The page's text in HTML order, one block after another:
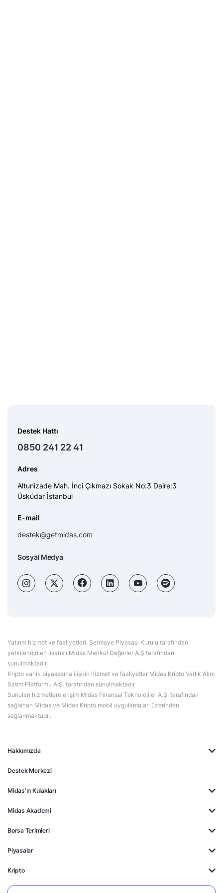
Hakkımızda
Destek Merkezi
Midas'ın Kulakları
Midas Akademi
Borsa Terimleri
Piyasalar
Kripto
Ayrıcalıklar
Destek Hattı
0850 241 22 41
Adres
Altunizade Mah. İnci Çıkmazı Sokak No:3 Daire:3
Üsküdar İstanbul
E-mail
destek@getmidas.com
Sosyal Medya
Yatırım hizmet ve faaliyetleri, Sermaye Piyasası Kurulu tarafından
yetkilendirilen lisanslı Midas Menkul Değerler A.Ş tarafından
sunulmaktadır.
Kripto varlık piyasasına ilişkin hizmet ve faaliyetler Midas Kripto Varlık Alım
Satım Platformu A.Ş. tarafından sunulmaktadır.
Sunulan hizmetlere erişim Midas Finansal Teknolojiler A.Ş. tarafından
sağlanan Midas ve Midas Kripto mobil uygulamaları üzerinden
sağlanmaktadır.